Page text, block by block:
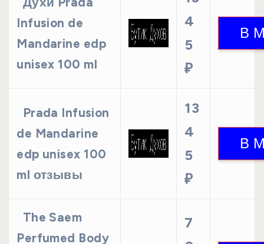
Infusion de
Mandarine edp
unisex 100 ml
4
5
₽
Prada Infusion
de Mandarine
edp unisex 100
ml отзывы
13
4
5
₽
The Saem
Perfumed Body
7